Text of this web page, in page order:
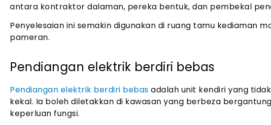
antara kontraktor dalaman, pereka bentuk, dan pembekal
Penyelesaian ini semakin digunakan di ruang tamu kediaman
pameran.
Pendiangan elektrik berdiri bebas
Pendiangan elektrik berdiri bebas adalah unit kendiri yang
kekal. Ia boleh diletakkan di kawasan yang berbeza
keperluan fungsi.